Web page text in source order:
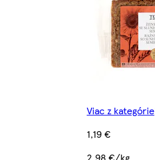
Viac z kategórie
1,19 €
2,98 €/kg